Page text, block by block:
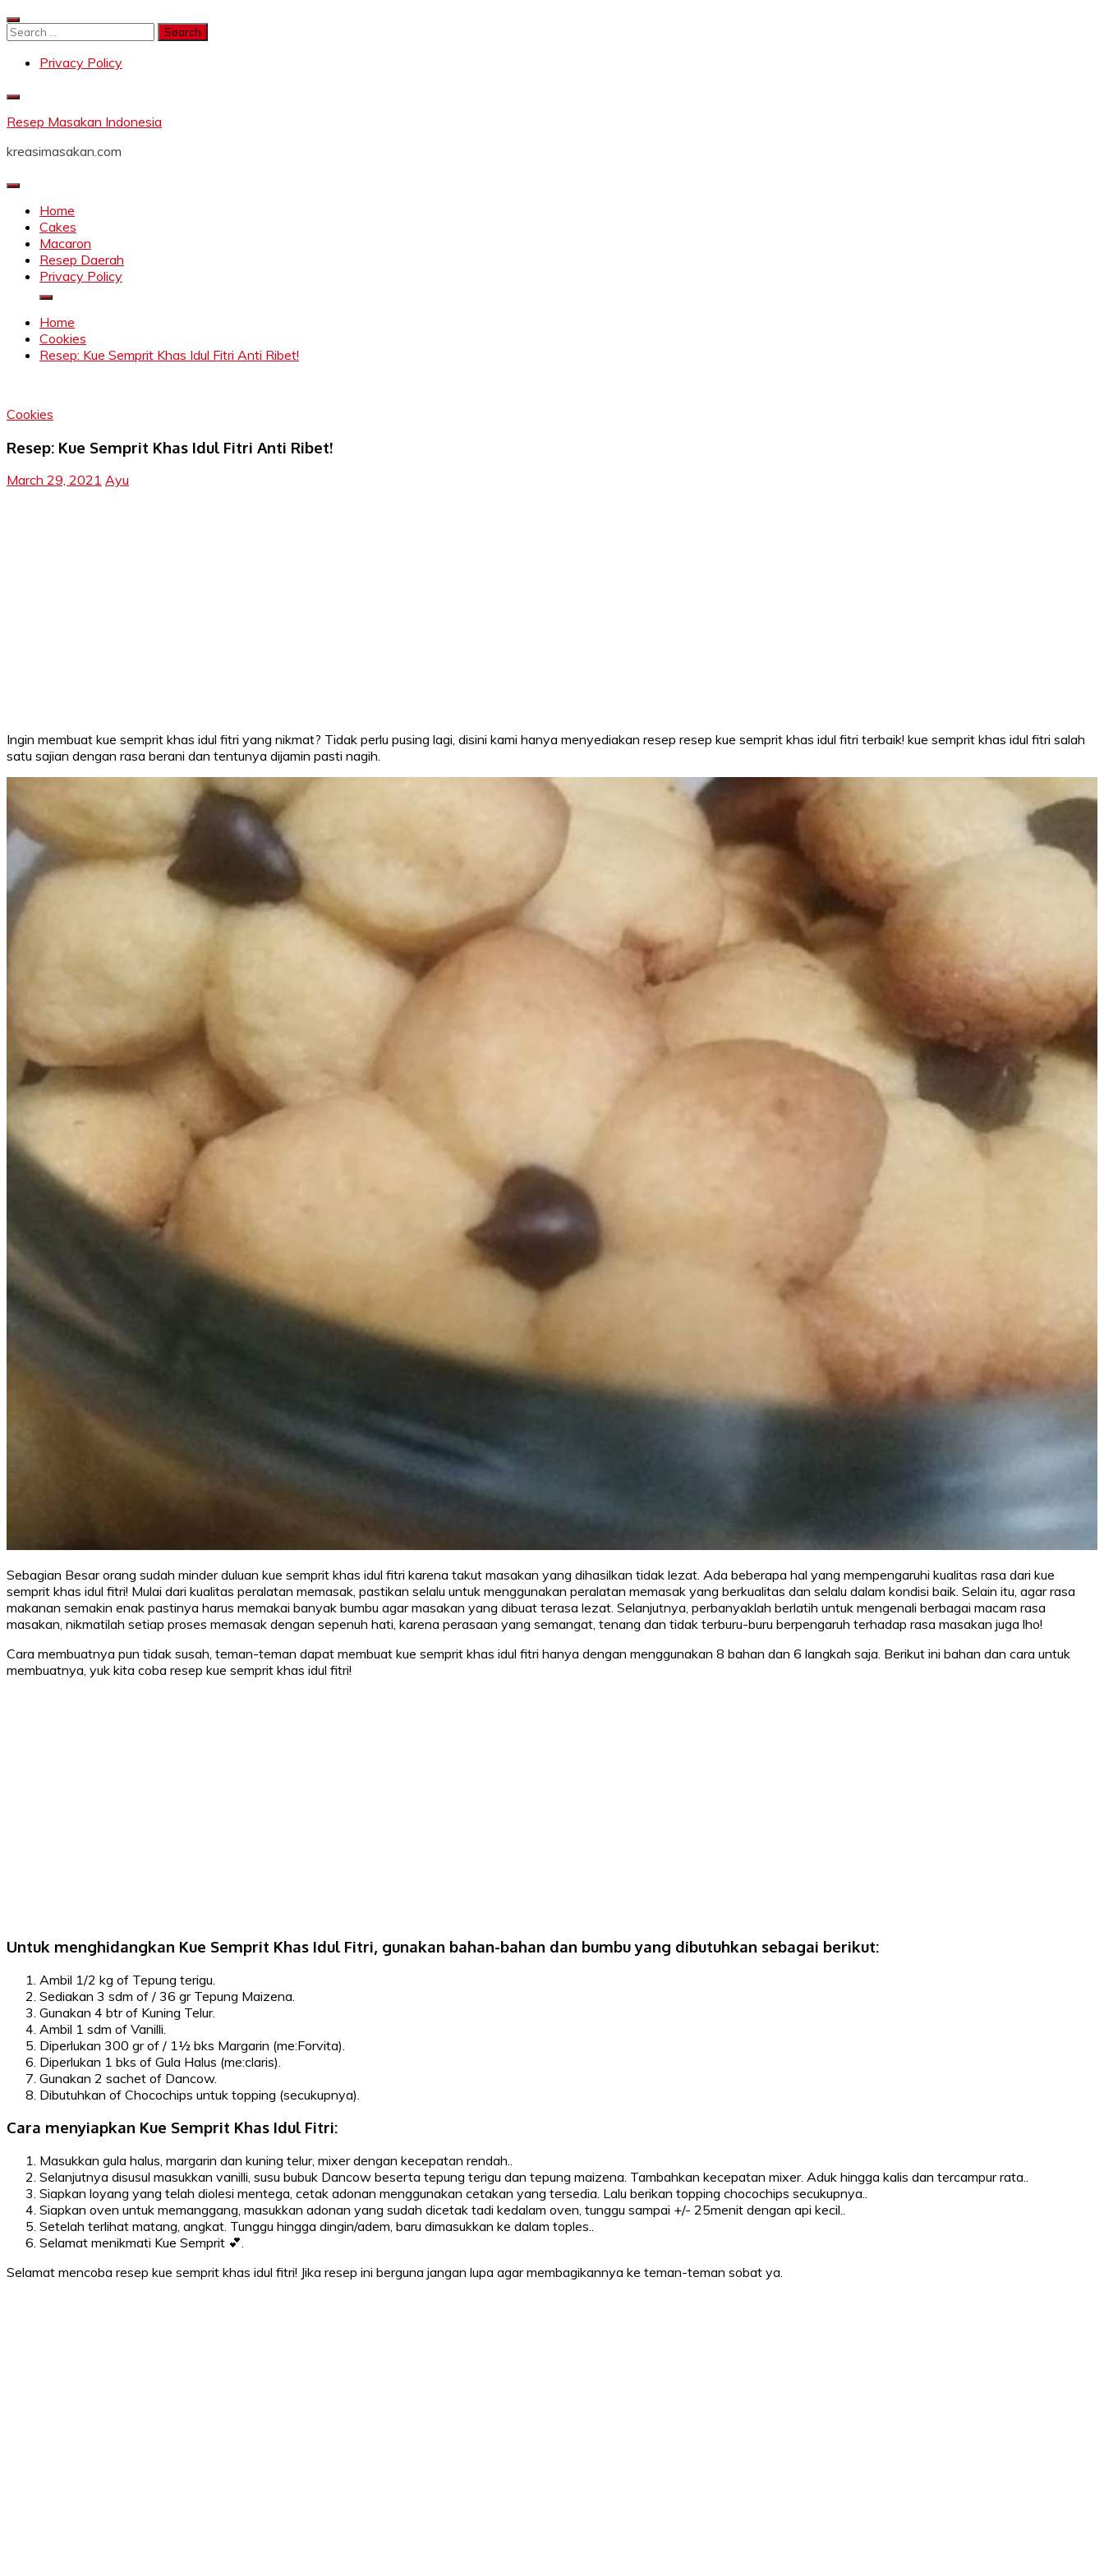
Skip
to
Search
Privacy Policy
Resep Masakan Indonesia
kreasimasakan.com
Home
Cakes
Macaron
Resep Daerah
Privacy Policy
Home
Cookies
Resep: Kue Semprit Khas Idul Fitri Anti Ribet!
Cookies
Resep: Kue Semprit Khas Idul Fitri Anti Ribet!
March 29, 2021 Ayu
Ingin membuat kue semprit khas idul fitri yang nikmat? Tidak perlu pusing lagi, disini kami hanya menyediakan resep resep kue semprit khas idul fitri terbaik! kue semprit khas idul fitri salah
satu sajian dengan rasa berani dan tentunya dijamin pasti nagih.
Sebagian Besar orang sudah minder duluan kue semprit khas idul fitri karena takut masakan yang dihasilkan tidak lezat. Ada beberapa hal yang mempengaruhi kualitas rasa dari kue
semprit khas idul fitri! Mulai dari kualitas peralatan memasak, pastikan selalu untuk menggunakan peralatan memasak yang berkualitas dan selalu dalam kondisi baik. Selain itu, agar rasa
makanan semakin enak pastinya harus memakai banyak bumbu agar masakan yang dibuat terasa lezat. Selanjutnya, perbanyaklah berlatih untuk mengenali berbagai macam rasa
masakan, nikmatilah setiap proses memasak dengan sepenuh hati, karena perasaan yang semangat, tenang dan tidak terburu-buru berpengaruh terhadap rasa masakan juga lho!
Cara membuatnya pun tidak susah, teman-teman dapat membuat kue semprit khas idul fitri hanya dengan menggunakan 8 bahan dan 6 langkah saja. Berikut ini bahan dan cara untuk
membuatnya, yuk kita coba resep kue semprit khas idul fitri!
Untuk menghidangkan Kue Semprit Khas Idul Fitri, gunakan bahan-bahan dan bumbu yang dibutuhkan sebagai berikut:
Ambil 1/2 kg of Tepung terigu.
Sediakan 3 sdm of / 36 gr Tepung Maizena.
Gunakan 4 btr of Kuning Telur.
Ambil 1 sdm of Vanilli.
Diperlukan 300 gr of / 1½ bks Margarin (me:Forvita).
Diperlukan 1 bks of Gula Halus (me:claris).
Gunakan 2 sachet of Dancow.
Dibutuhkan of Chocochips untuk topping (secukupnya).
Cara menyiapkan Kue Semprit Khas Idul Fitri:
Masukkan gula halus, margarin dan kuning telur, mixer dengan kecepatan rendah..
Selanjutnya disusul masukkan vanilli, susu bubuk Dancow beserta tepung terigu dan tepung maizena. Tambahkan kecepatan mixer. Aduk hingga kalis dan tercampur rata..
Siapkan loyang yang telah diolesi mentega, cetak adonan menggunakan cetakan yang tersedia. Lalu berikan topping chocochips secukupnya..
Siapkan oven untuk memanggang, masukkan adonan yang sudah dicetak tadi kedalam oven, tunggu sampai +/- 25menit dengan api kecil..
Setelah terlihat matang, angkat. Tunggu hingga dingin/adem, baru dimasukkan ke dalam toples..
Selamat menikmati Kue Semprit 💕.
Selamat mencoba resep kue semprit khas idul fitri! Jika resep ini berguna jangan lupa agar membagikannya ke teman-teman sobat ya.